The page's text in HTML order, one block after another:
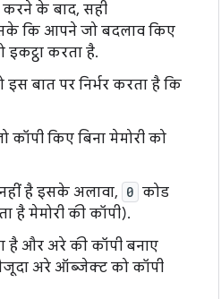
करने के बाद, सही
सके कि आपने जो बदलाव किए
करता है.
बात पर निर्भर करता है कि
कॉपी किए बिना मेमोरी को
है इसके अलावा, 0 कोड
है मेमोरी की कॉपी).
और अरे की कॉपी बनाए
अरे ऑब्जेक्ट को कॉपी